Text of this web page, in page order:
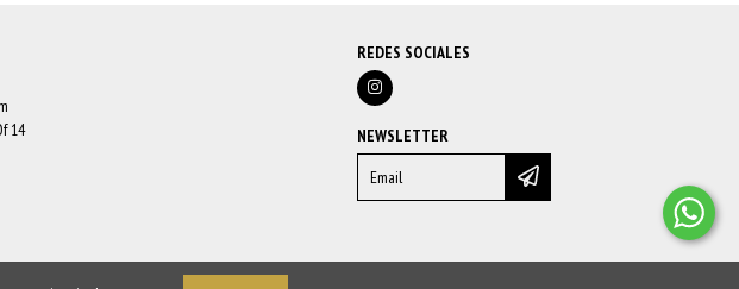
14
REDES SOCIALES
NEWSLETTER